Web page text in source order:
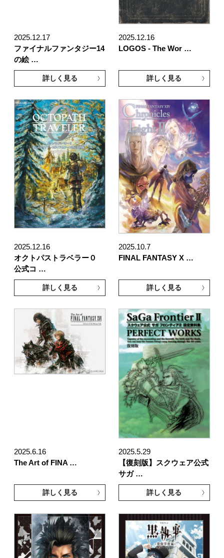
2025.12.17
ファイナルファンタジー14
の絵 …
詳しく見る
2025.12.16
LOGOS - The Wor …
詳しく見る
2025.12.16
オクトパストラベラー０
公式コ …
詳しく見る
2025.10.7
FINAL FANTASY X …
詳しく見る
2025.6.16
The Art of FINA …
詳しく見る
2025.5.29
【復刻版】スクウェア公式
サガ …
詳しく見る